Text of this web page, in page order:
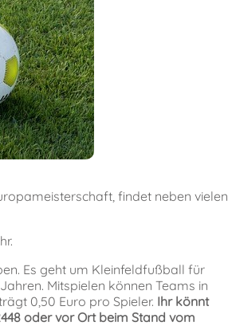
findet neben vielen
Es geht um Kleinfeldfußball für
Mitspielen können Teams in
0,50 Euro pro Spieler. Ihrkönnt
oder vor Ort beim Stand vom